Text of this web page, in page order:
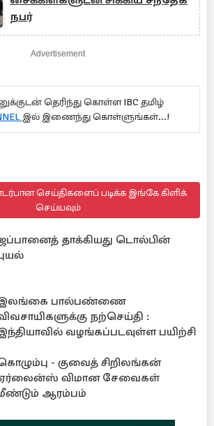
நபர்
Advertisement
தெரிந்து கொள்ள IBC தமிழ்
இல் இணைந்து கொள்ளுங்கள்...!
செய்திகளைப் படிக்க இங்கே கிளிக்
செய்யவும்
தாக்கியது டொல்பின்
பால்பண்ணை
நற்செய்தி :
வழங்கப்படவுள்ள பயிற்சி
- குவைத் சிறிலங்கன்
விமான சேவைகள்
ஆரம்பம்